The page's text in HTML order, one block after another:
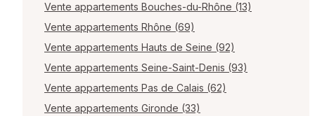
Vente appartements Bouches-du-Rhône (13)
Vente appartements Rhône (69)
Vente appartements Hauts de Seine (92)
Vente appartements Seine-Saint-Denis (93)
Vente appartements Pas de Calais (62)
Vente appartements Gironde (33)